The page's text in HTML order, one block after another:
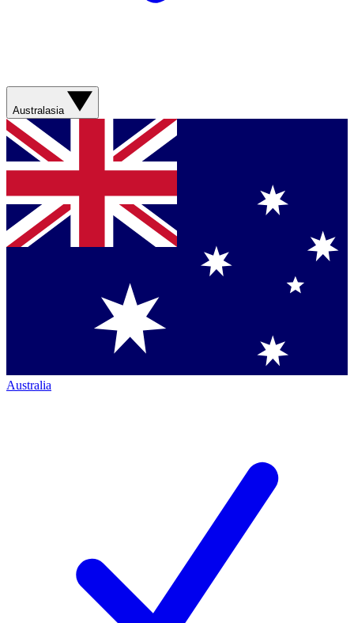
Australasia
Australia